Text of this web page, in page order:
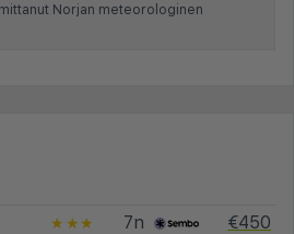
Norjan meteorologinen
★★★ 7n
€450